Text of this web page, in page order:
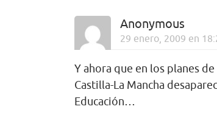
Anonymous
29 enero, 2009 en
Y ahora que en los planes
Castilla-La Mancha
Educación…